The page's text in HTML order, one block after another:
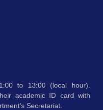
to 13:00 (local hour).
academic ID card with
Secretariat.